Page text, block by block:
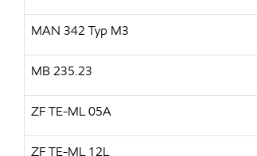
MAN 342 Typ M3
MB 235.23
ZF TE-ML 05A
ZF TE-ML 12L